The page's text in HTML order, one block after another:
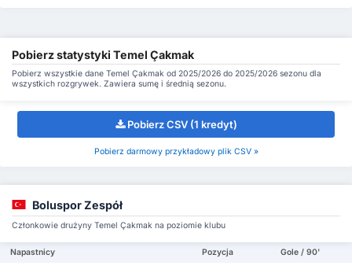
Pobierz statystyki Temel Çakmak
Pobierz wszystkie dane Temel Çakmak od 2025/2026 do 2025/2026 sezonu dla
wszystkich rozgrywek. Zawiera sumę i średnią sezonu.
Pobierz CSV (1 kredyt)
Pobierz darmowy przykładowy plik CSV »
Boluspor Zespół
Członkowie drużyny Temel Çakmak na poziomie klubu
Napastnicy Pozycja Gole / 90'